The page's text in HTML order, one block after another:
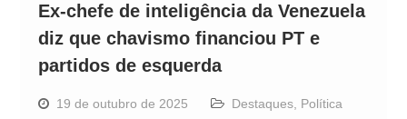
Ex-chefe de inteligência da Venezuela
diz que chavismo financiou PT e
partidos de esquerda
19 de outubro de 2025 Destaques, Política